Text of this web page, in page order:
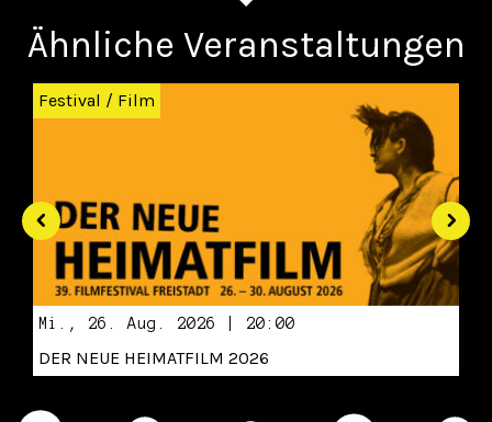
Ähnliche Veranstaltungen
Zurück
Festival / Film
Mi., 26. Aug. 2026 | 20:00
DER NEUE HEIMATFILM 2026